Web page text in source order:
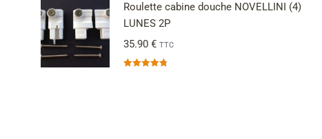
Roulette cabine douche NOVELLINI (4)
LUNES 2P
35.90 € TTC